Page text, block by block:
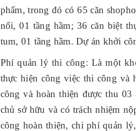
phẩm, trong đó có 65 căn
nổi, 01 tầng hầm; 36 căn biệt
tum, 01 tầng hầm. Dự án khởi
Phí quản lý thi công: Là một
thực hiện công việc thi công và
công và hoàn thiện được thu
chủ sở hữu và có trách nhiệm
công hoàn thiện, chi phí quản